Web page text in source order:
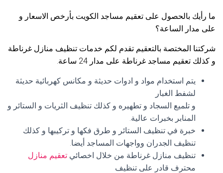
ما رأيك بالحصول على تعقيم مساجد الكويت بأرخص الاسعار و
على مدار الساعة؟
شركتنا المختصة بالتعقيم تقدم لكم خدمات تنظيف منازل غرناطة
و كذلك تعقيم مساجد غرناطة على مدار 24 ساعة.
يتم استخدام مواد و ادوات حديثة و مكانس كهربائية حديثة
لشفط الغبار
و تلميع السجاد و تطهيره و كذلك تنظيف الثريات و الستائر و
المنابر بخبرات عالية.
خبرة في تنظيف الستائر و طرق فكها و تركيبها و كذلك
تنظيف الجدران وواجهات المساجد أيضا.
تنظيف منازل غرناطة من خلال اخصائي تعقيم منازل
محترف قادر على تنظيف